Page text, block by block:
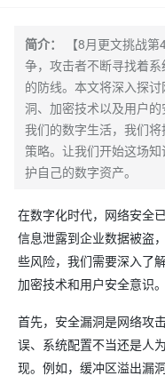
简介：
【8月更文挑战
争，攻击者不断寻找着
的防线。本文将深入探
洞、加密技术以及用户
我们的数字生活，我们
策略。让我们开始这场
护自己的数字资产。
在数字化时代，网络安全
信息泄露到企业数据被盗
些风险，我们需要深入了
加密技术和用户安全意识。
首先，安全漏洞是网络攻
误、系统配置不当还是人
现。例如，缓冲区溢出漏